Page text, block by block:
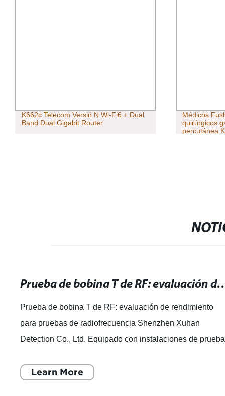
K662c Telecom Versió N Wi-Fi6 + Dual
Band Dual Gigabit Router
Médicos
quirúrgicos
percutánea
Prueba de bobina T de RF: evaluación
Prueba de bobina T de RF: evaluación de rendimiento
para pruebas de radiofrecuencia Shenzhen Xuhan
Detection Co., Ltd. Equipado con instalaciones de prueba
Learn More